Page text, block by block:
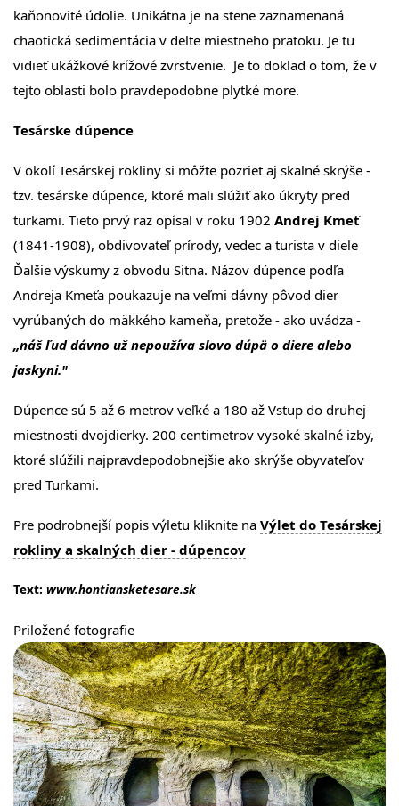
kaňonovité údolie. Unikátna je na stene zaznamenaná
chaotická sedimentácia v delte miestneho pratoku. Je tu
vidieť ukážkové krížové zvrstvenie. Je to doklad o tom, že v
tejto oblasti bolo pravdepodobne plytké more.
Tesárske dúpence
V okolí Tesárskej rokliny si môžte pozriet aj skalné skrýše -
tzv. tesárske dúpence, ktoré mali slúžiť ako úkryty pred
turkami. Tieto prvý raz opísal v roku 1902 Andrej Kmeť
(1841-1908), obdivovateľ prírody, vedec a turista v diele
Ďalšie výsku­my z obvodu Sitna. Názov dúpence podľa
Andreja Kmeťa poukazuje na veľmi dávny pôvod dier
vyrúbaných do mäkkého kameňa, pretože - ako uvádza -
„náš ľud dávno už nepoužíva slovo dúpä o diere alebo
jaskyni."
Dúpence sú 5 až 6 metrov veľké a 180 až Vstup do druhej
miestnosti dvojdierky. 200 centimetrov vysoké skalné izby,
ktoré slúžili najpravdepodobnejšie ako skrýše obyvateľov
pred Turkami.
Pre podrobnejší popis výletu kliknite na Výlet do Tesárskej
rokliny a skalných dier - dúpencov
Text: www.hontiansketesare.sk
Priložené fotografie